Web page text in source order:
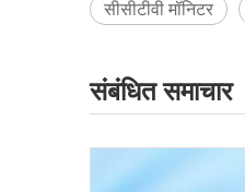
सीसीटीवी मॉनिटर
संबंधित समाचार